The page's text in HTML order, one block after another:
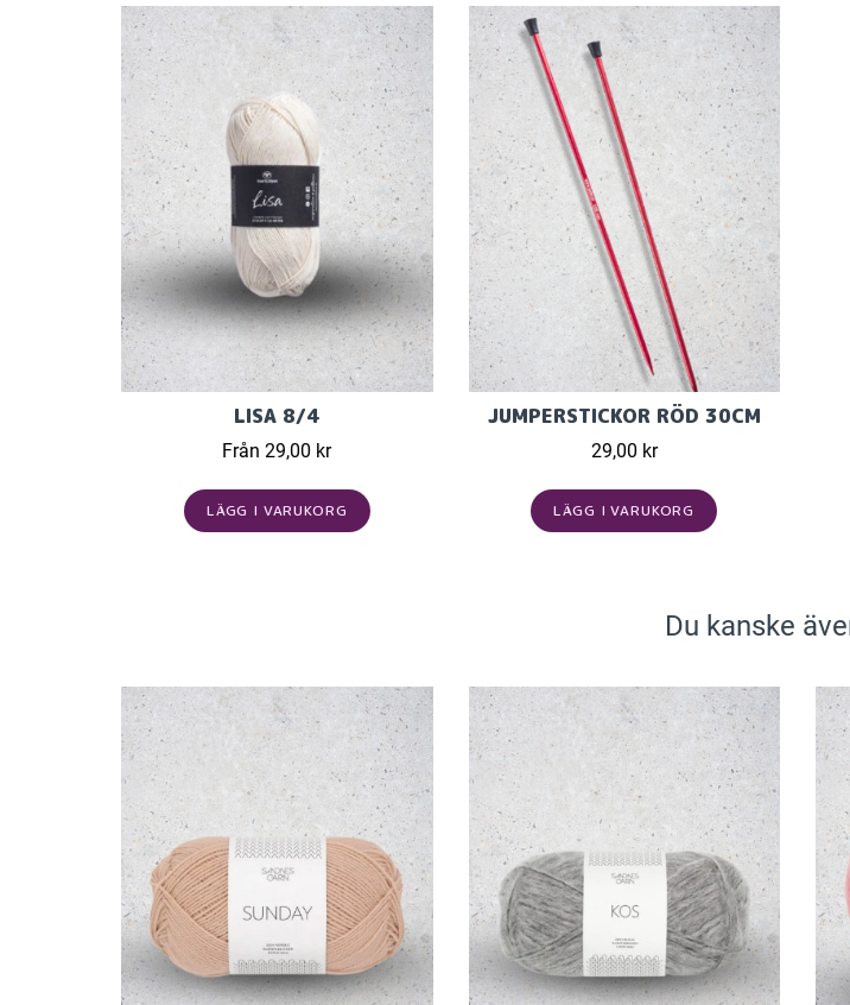
LISA 8/4
Från 29,00 kr
LÄGG I VARUKORG
JUMPERSTICKOR RÖD 30CM
29,00 kr
LÄGG I VARUKORG
Du kanske